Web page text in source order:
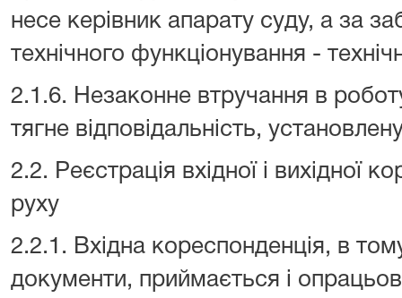
несе керівник апарату суду, а за
технічного функціонування -
2.1.6. Незаконне втручання в
тягне відповідальність,
2.2. Реєстрація вхідної і вихідної
руху
2.2.1. Вхідна кореспонденція, в
документи, приймається і